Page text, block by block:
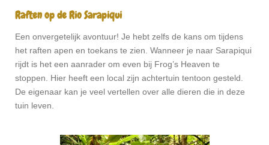
Raften op de Rio Sarapiqui
Een onvergetelijk avontuur! Je hebt zelfs de kans om tijdens
het raften apen en toekans te zien. Wanneer je naar Sarapiqui
rijdt is het een aanrader om even bij Frog’s Heaven te
stoppen. Hier heeft een local zijn achtertuin tentoon gesteld.
De eigenaar kan je veel vertellen over alle dieren die in deze
tuin leven.